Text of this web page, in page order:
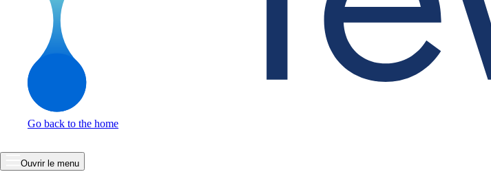
Go back to the home
Ouvrir le menu